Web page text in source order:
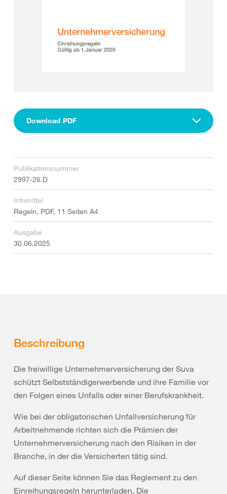
Download PDF
Publikationsnummer
2997-26.D
Infomittel
Regeln, PDF, 11 Seiten A4
Ausgabe
30.06.2025
Beschreibung
Die freiwillige Unternehmerversicherung der Suva
schützt Selbstständigerwerbende und ihre Familie vor
den Folgen eines Unfalls oder einer Berufskrankheit.
Wie bei der obligatorischen Unfallversicherung für
Arbeitnehmende richten sich die Prämien der
Unternehmerversicherung nach den Risiken in der
Branche, in der die Versicherten tätig sind.
Auf dieser Seite können Sie das Reglement zu den
Einreihungsregeln herunterladen. Die